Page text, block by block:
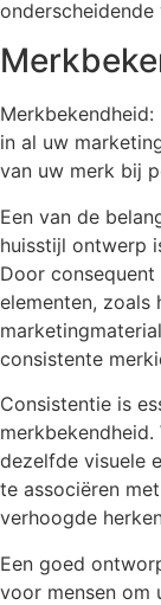
in al uw
van uw merk bij
Een van de
huisstijl ontwerp
Door
elementen, zoals
consistente
Consistentie is
dezelfde visuele
te associëren
verhoogde
Een goed
voor mensen om